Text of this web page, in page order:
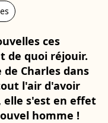
ces
de quoi réjouir.
Charles dans
l'air d'avoir
elle s'est en effet
homme !